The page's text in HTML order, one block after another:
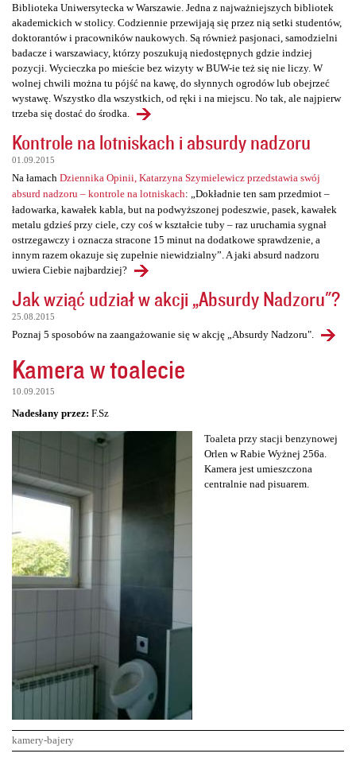
Biblioteka Uniwersytecka w Warszawie. Jedna z najważniejszych bibliotek
akademickich w stolicy. Codziennie przewijają się przez nią setki studentów,
doktorantów i pracowników naukowych. Są również pasjonaci, samodzielni
badacze i warszawiacy, którzy poszukują niedostępnych gdzie indziej
pozycji. Wycieczka po mieście bez wizyty w BUW-ie też się nie liczy. W
wolnej chwili można tu pójść na kawę, do słynnych ogrodów lub obejrzeć
wystawę. Wszystko dla wszystkich, od ręki i na miejscu. No tak, ale najpierw
trzeba się dostać do środka.
Kontrole na lotniskach i absurdy nadzoru
01.09.2015
Na łamach Dziennika Opinii, Katarzyna Szymielewicz przedstawia swój
absurd nadzoru – kontrole na lotniskach: „Dokładnie ten sam przedmiot –
ładowarka, kawałek kabla, but na podwyższonej podeszwie, pasek, kawałek
metalu gdzieś przy ciele, czy coś w kształcie tuby – raz uruchamia sygnał
ostrzegawczy i oznacza stracone 15 minut na dodatkowe sprawdzenie, a
innym razem okazuje się zupełnie niewidzialny”. A jaki absurd nadzoru
uwiera Ciebie najbardziej?
Jak wziąć udział w akcji „Absurdy Nadzoru"?
25.08.2015
Poznaj 5 sposobów na zaangażowanie się w akcję „Absurdy Nadzoru".
Kamera w toalecie
10.09.2015
Nadesłany przez: F.Sz
Toaleta przy stacji benzynowej
Orlen w Rabie Wyżnej 256a.
Kamera jest umieszczona
centralnie nad pisuarem.
kamery-bajery